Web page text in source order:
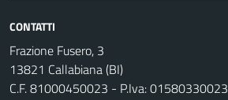
CONTATTI
Frazione Fusero, 3
13821 Callabiana (BI)
C.F. 81000450023 - P.Iva: 01580330023